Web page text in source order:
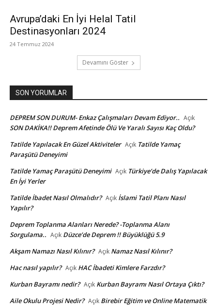
Avrupa’daki En İyi Helal Tatil
Destinasyonları 2024
24 Temmuz 2024
Devamını Göster
SON YORUMLAR
DEPREM SON DURUM- Enkaz Çalışmaları Devam Ediyor.. Açık
SON DAKİKA!! Deprem Afetinde Ölü Ve Yaralı Sayısı Kaç Oldu?
Tatilde Yapılacak En Güzel Aktiviteler Açık Tatilde Yamaç
Paraşütü Deneyimi
Tatilde Yamaç Paraşütü Deneyimi Açık Türkiye’de Dalış Yapılacak
En İyi Yerler
Tatilde İbadet Nasıl Olmalıdır? Açık İslami Tatil Planı Nasıl
Yapılır?
Deprem Toplanma Alanları Nerede? -Toplanma Alanı
Sorgulama.. Açık Düzce’de Deprem !! Büyüklüğü 5.9
Akşam Namazı Nasıl Kılınır? Açık Namaz Nasıl Kılınır?
Hac nasıl yapılır? Açık HAC İbadeti Kimlere Farzdır?
Kurban Bayramı nedir? Açık Kurban Bayramı Nasıl Ortaya Çıktı?
Aile Okulu Projesi Nedir? Açık Birebir Eğitim ve Online Matematik